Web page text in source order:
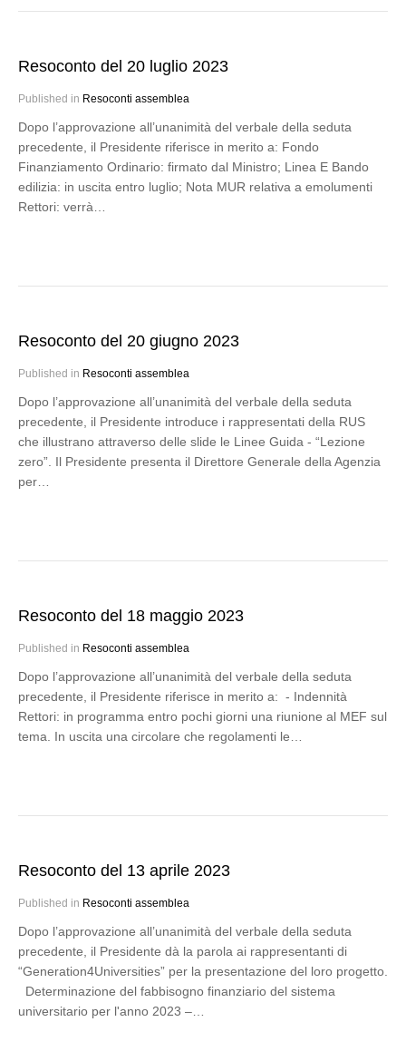
Resoconto del 20 luglio 2023
Published in Resoconti assemblea
Dopo l’approvazione all’unanimità del verbale della seduta
precedente, il Presidente riferisce in merito a: Fondo
Finanziamento Ordinario: firmato dal Ministro; Linea E Bando
edilizia: in uscita entro luglio; Nota MUR relativa a emolumenti
Rettori: verrà…
Resoconto del 20 giugno 2023
Published in Resoconti assemblea
Dopo l’approvazione all’unanimità del verbale della seduta
precedente, il Presidente introduce i rappresentati della RUS
che illustrano attraverso delle slide le Linee Guida - “Lezione
zero”. Il Presidente presenta il Direttore Generale della Agenzia
per…
Resoconto del 18 maggio 2023
Published in Resoconti assemblea
Dopo l’approvazione all’unanimità del verbale della seduta
precedente, il Presidente riferisce in merito a: - Indennità
Rettori: in programma entro pochi giorni una riunione al MEF sul
tema. In uscita una circolare che regolamenti le…
Resoconto del 13 aprile 2023
Published in Resoconti assemblea
Dopo l’approvazione all’unanimità del verbale della seduta
precedente, il Presidente dà la parola ai rappresentanti di
“Generation4Universities” per la presentazione del loro progetto.
Determinazione del fabbisogno finanziario del sistema
universitario per l'anno 2023 –…